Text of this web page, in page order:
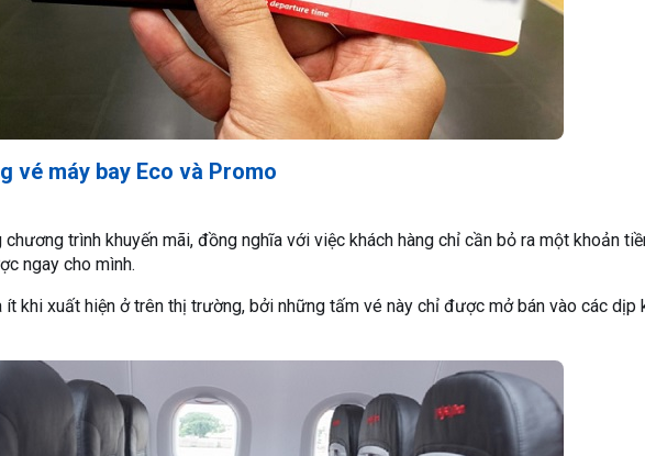
vé máy bay Eco và Promo
trình khuyến mãi, đồng nghĩa với việc khách hàng chỉ cần bỏ ra một khoản
ngay cho mình.
khi xuất hiện ở trên thị trường, bởi những tấm vé này chỉ được mở bán vào các dịp